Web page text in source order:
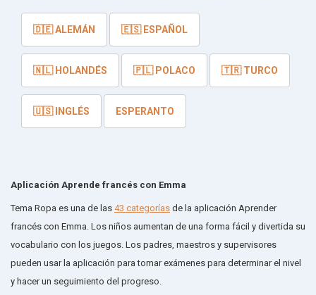
🇩🇪 ALEMÁN 🇪🇸 ESPAÑOL
🇳🇱 HOLANDÉS 🇵🇱 POLACO 🇹🇷 TURCO
🇺🇸 INGLÉS ESPERANTO
Aplicación Aprende francés con Emma
Tema Ropa es una de las 43 categorías de la aplicación Aprender
francés con Emma. Los niños aumentan de una forma fácil y divertida su
vocabulario con los juegos. Los padres, maestros y supervisores
pueden usar la aplicación para tomar exámenes para determinar el nivel
y hacer un seguimiento del progreso.